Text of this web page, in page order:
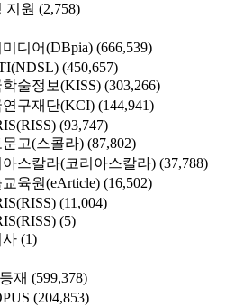
지원 (2,758)
미디어(DBpia) (666,539)
(450,657)
학술정보(KISS) (303,266)
연구재단(KCI) (144,941)
(93,747)
문고(스콜라) (87,802)
아스칼라(코리아스칼라) (37,788)
육원(eArticle) (16,502)
(11,004)
(5)
사 (1)
재 (599,378)
(204,853)